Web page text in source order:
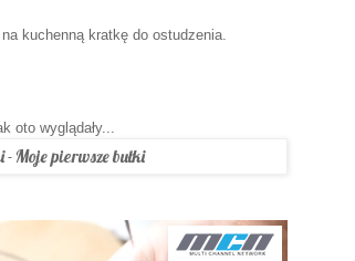
kuchenną kratkę do ostudzenia.
oto wyglądały...